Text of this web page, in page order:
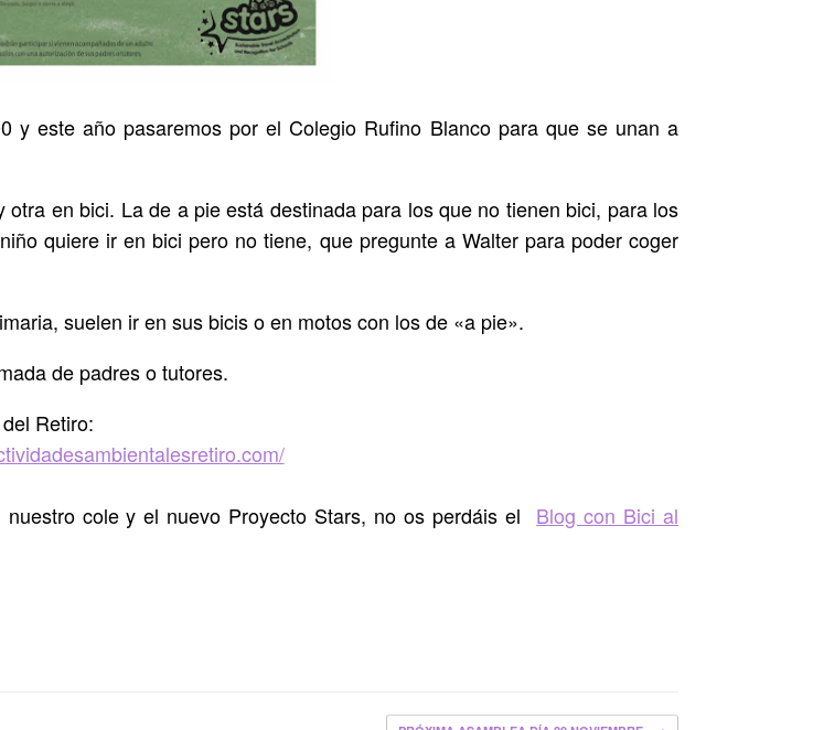
y este año pasaremos por el Colegio Rufino Blanco para que se unan a
en bici. La de a pie está destinada para los que no tienen bici, para los
quiere ir en bici pero no tiene, que pregunte a Walter para poder coger
suelen ir en sus bicis o en motos con los de «a pie».
de padres o tutores.
Retiro:
cole y el nuevo Proyecto Stars, no os perdáis el Blog con Bici al